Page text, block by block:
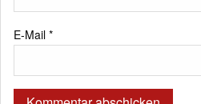
E-Mail *